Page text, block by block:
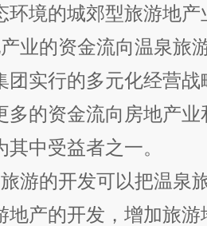
环境的城郊型旅游地产
的资金流向温泉旅
团实行的多元化经营
多的资金流向房地产
中受益者之一。
的开发可以把温泉
地产的开发，增加旅